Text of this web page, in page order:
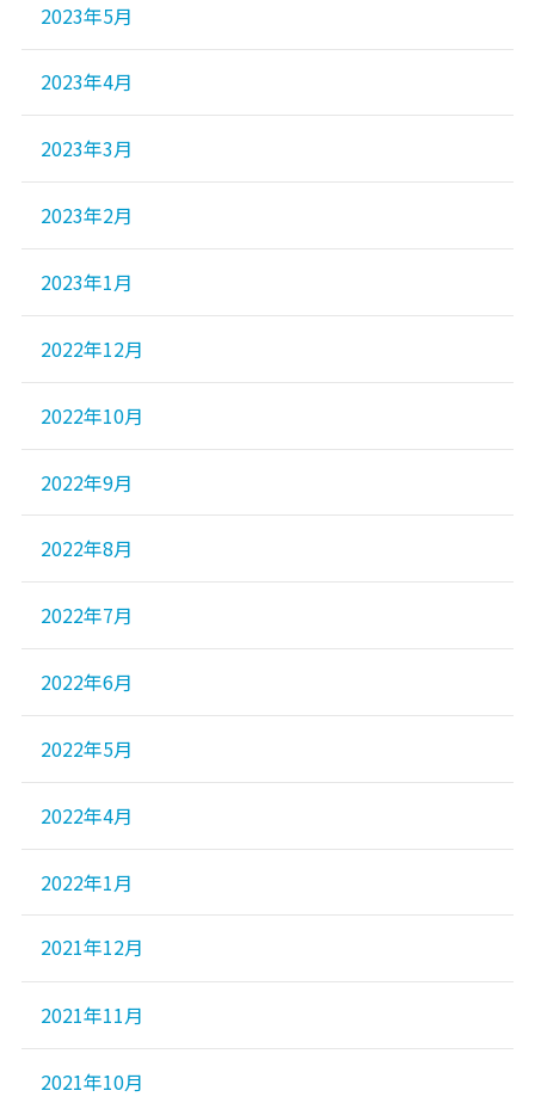
2023年5月
2023年4月
2023年3月
2023年2月
2023年1月
2022年12月
2022年10月
2022年9月
2022年8月
2022年7月
2022年6月
2022年5月
2022年4月
2022年1月
2021年12月
2021年11月
2021年10月